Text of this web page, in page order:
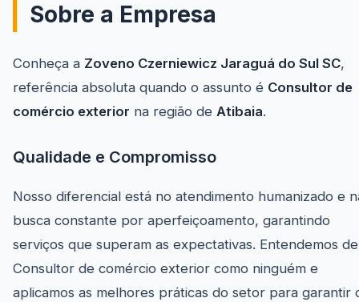
Sobre a Empresa
Conheça a Zoveno Czerniewicz Jaraguá do Sul SC,
referência absoluta quando o assunto é Consultor de
comércio exterior na região de Atibaia.
Qualidade e Compromisso
Nosso diferencial está no atendimento humanizado e
busca constante por aperfeiçoamento, garantindo
serviços que superam as expectativas. Entendemos de
Consultor de comércio exterior como ninguém e
aplicamos as melhores práticas do setor para garantir